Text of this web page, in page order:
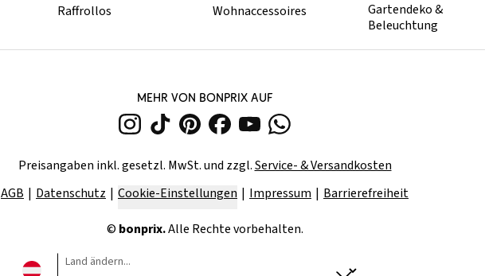
Raffrollos
Wohnaccessoires
Gartendeko &
Beleuchtung
MEHR VON BONPRIX AUF
Preisangaben inkl. gesetzl. MwSt. und zzgl.Service- & Versandkosten
AGB
Datenschutz Cookie-Einstellungen Impressum Barrierefreiheit
© bonprix.Alle Rechte vorbehalten.
Land ändern...